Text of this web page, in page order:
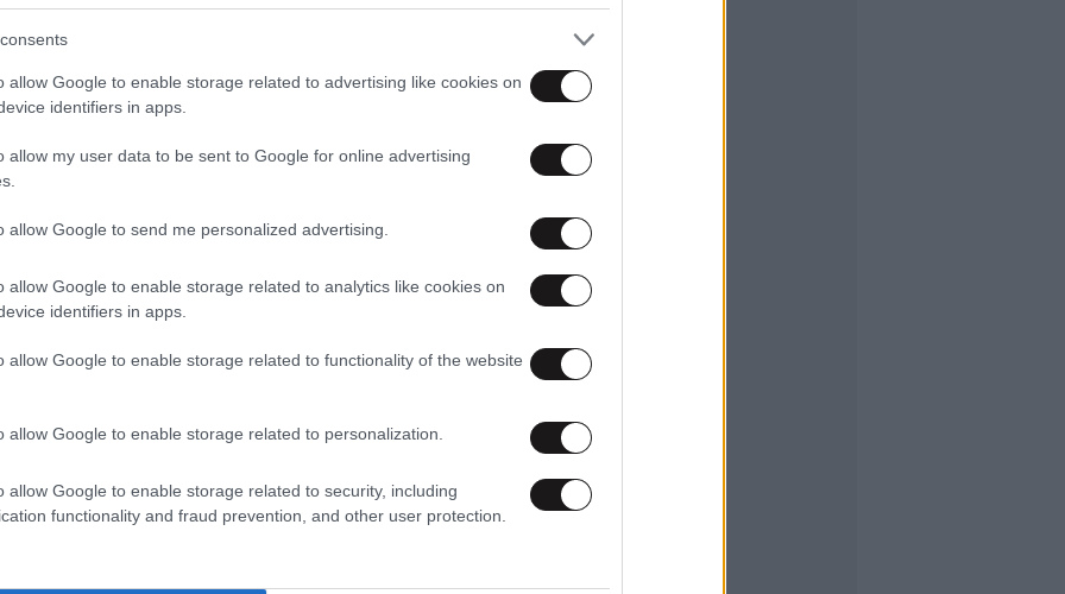
allow Google to enable storage related to advertising like cookies on
identifiers in apps.
allow my user data to be sent to Google for online advertising
allow Google to send me personalized advertising.
allow Google to enable storage related to analytics like cookies on
identifiers in apps.
allow Google to enable storage related to functionality of the website
allow Google to enable storage related to personalization.
allow Google to enable storage related to security, including
functionality and fraud prevention, and other user protection.
είχα ψιλοπρηστεί, έβλεπα κάτι και
πει αγάπη»